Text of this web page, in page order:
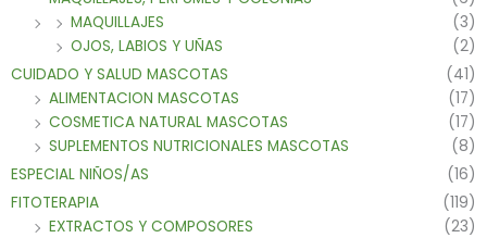
MAQUILLAJES
(3)
OJOS, LABIOS Y UÑAS
(2)
CUIDADO Y SALUD MASCOTAS
(41)
ALIMENTACION MASCOTAS
(17)
COSMETICA NATURAL MASCOTAS
(17)
SUPLEMENTOS NUTRICIONALES MASCOTAS
(8)
ESPECIAL NIÑOS/AS
(16)
FITOTERAPIA
(119)
EXTRACTOS Y COMPOSORES
(23)